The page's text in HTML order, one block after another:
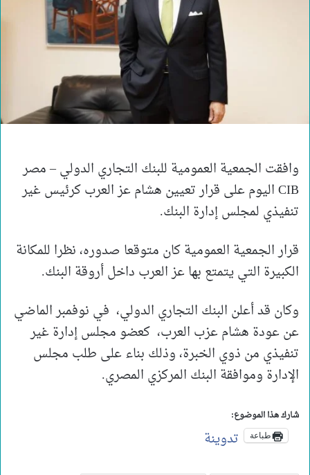
وافقت الجمعية العمومية للبنك التجاري الدولي – مصر
CIB اليوم على قرار تعيين هشام عز العرب كرئيس غير
تنفيذي لمجلس إدارة البنك.
قرار الجمعية العمومية كان متوقعا صدوره، نظرا للمكانة
الكبيرة التي يتمتع بها عز العرب داخل أروقة البنك.
وكان قد أعلن البنك التجاري الدولي، في نوفمبر الماضي
عن عودة هشام عزب العرب، كعضو مجلس إدارة غير
تنفيذي من ذوي الخبرة، وذلك بناء على طلب مجلس
الإدارة وموافقة البنك المركزي المصري.
شارك هذا الموضوع:
طباعة تدوينة